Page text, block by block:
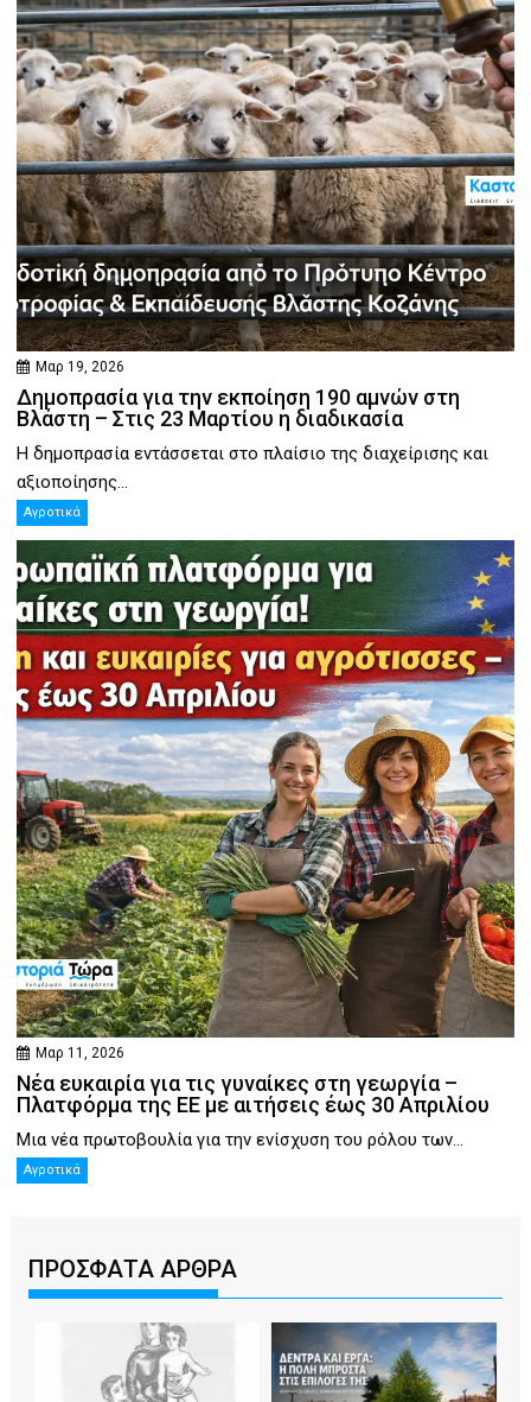
Μαρ 19, 2026
Δημοπρασία για την εκποίηση 190 αμνών στη
Βλάστη – Στις 23 Μαρτίου η διαδικασία
Η δημοπρασία εντάσσεται στο πλαίσιο της διαχείρισης και
αξιοποίησης...
Αγροτικά
Μαρ 11, 2026
Νέα ευκαιρία για τις γυναίκες στη γεωργία –
Πλατφόρμα της ΕΕ με αιτήσεις έως 30 Απριλίου
Μια νέα πρωτοβουλία για την ενίσχυση του ρόλου των...
Αγροτικά
ΠΡΟΣΦΑΤΑ ΑΡΘΡΑ